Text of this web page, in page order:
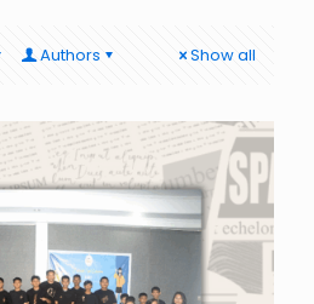
Authors Show all